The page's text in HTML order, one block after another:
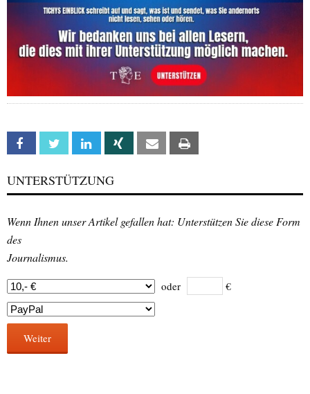
Facebook Twitter Linkedin Xing Email
UNTERSTÜTZUNG
Wenn Ihnen unser Artikel gefallen hat: Unterstützen Sie diese Form
des
Journalismus.
oder €
Weiter